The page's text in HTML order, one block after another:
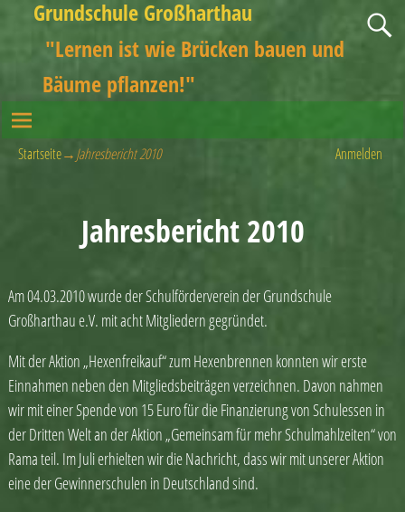
Grundschule Großharthau
"Lernen ist wie Brücken bauen und
Bäume pflanzen!"
Startseite→Jahresbericht 2010 Anmelden
Jahresbericht 2010
Am 04.03.2010 wurde der Schulförderverein der Grundschule
Großharthau e.V. mit acht Mitgliedern gegründet.
Mit der Aktion „Hexenfreikauf“ zum Hexenbrennen konnten wir erste
Einnahmen neben den Mitgliedsbeiträgen verzeichnen. Davon nahmen
wir mit einer Spende von 15 Euro für die Finanzierung von Schulessen in
der Dritten Welt an der Aktion „Gemeinsam für mehr Schulmahlzeiten“ von
Rama teil. Im Juli erhielten wir die Nachricht, dass wir mit unserer Aktion
eine der Gewinnerschulen in Deutschland sind.